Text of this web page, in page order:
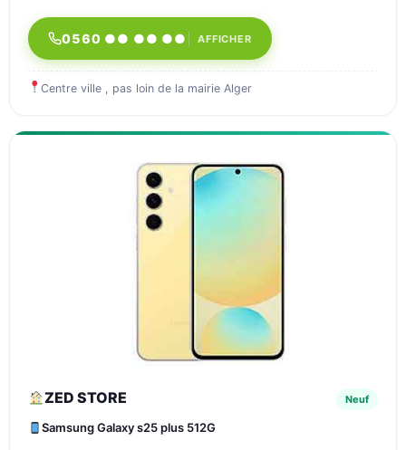
0560 ●● ●● ●● AFFICHER
Centre ville , pas loin de la mairie Alger
ZED STORE Neuf
Samsung Galaxy s25 plus 512G